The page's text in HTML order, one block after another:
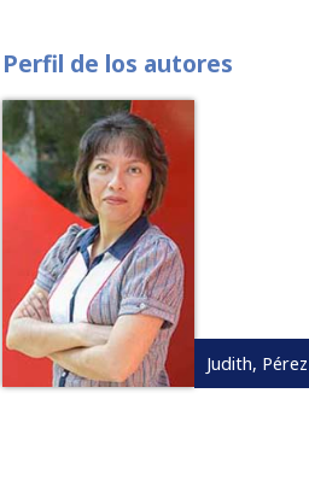
Perfil de los autores
Judith, Pérez